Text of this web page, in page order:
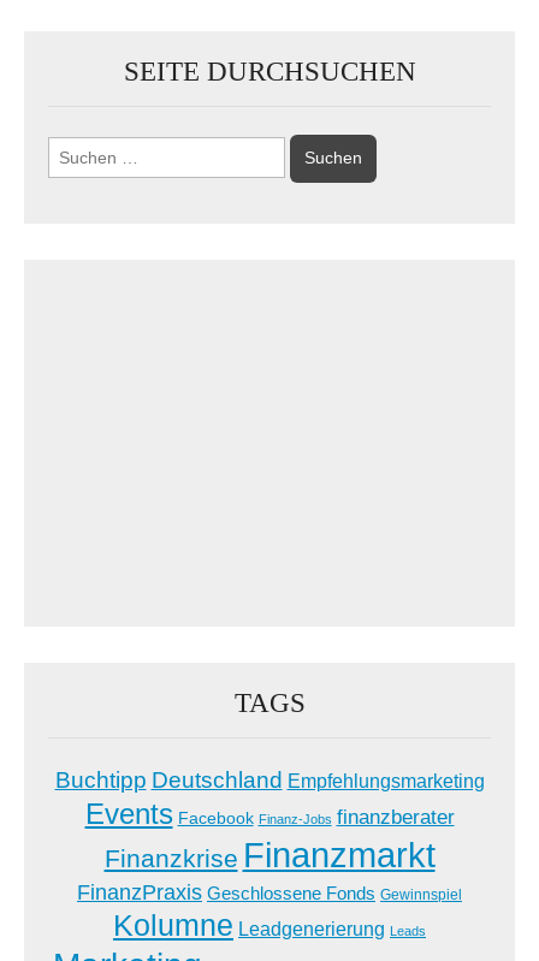
SEITE DURCHSUCHEN
Suchen
nach:
TAGS
Buchtipp Deutschland Empfehlungsmarketing
Events Facebook Finanz-Jobs finanzberater
Finanzkrise Finanzmarkt
FinanzPraxis Geschlossene Fonds Gewinnspiel
Kolumne Leadgenerierung Leads